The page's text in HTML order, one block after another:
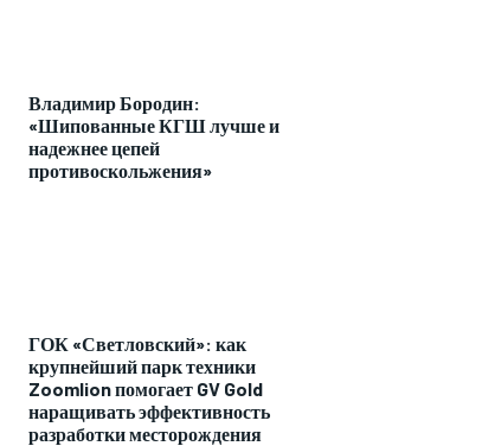
Владимир Бородин:
«Шипованные КГШ лучше и
надежнее цепей
противоскольжения»
ГОК «Светловский»: как
крупнейший парк техники
Zoomlion помогает GV Gold
наращивать эффективность
разработки месторождения